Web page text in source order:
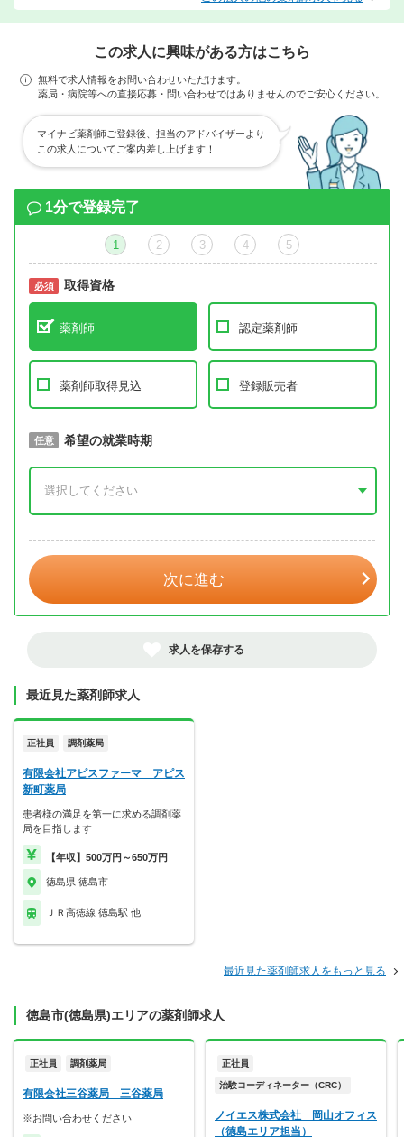
この求人に興味がある方はこちら
無料で求人情報をお問い合わせいただけます。
薬局・病院等への直接応募・問い合わせではありませんのでご安心ください。
マイナビ薬剤師ご登録後、担当のアドバイザーより
この求人についてご案内差し上げます！
1分で登録完了
1 2 3 4 5
必須 取得資格
薬剤師 認定薬剤師
薬剤師取得見込 登録販売者
必須 取得予定年
任意 希望の就業時期
次に進む
求人を保存する
最近見た薬剤師求人
正社員 調剤薬局
有限会社アピスファーマ アピス
新町薬局
患者様の満足を第一に求める調剤薬
局を目指します
【年収】500万円～650万円
徳島県 徳島市
ＪＲ高徳線 徳島駅 他
最近見た薬剤師求人をもっと見る
徳島市(徳島県)エリアの薬剤師求人
正社員 調剤薬局
有限会社三谷薬局 三谷薬局
※お問い合わせください
正社員
治験コーディネーター（CRC）
ノイエス株式会社 岡山オフィス
（徳島エリア担当）